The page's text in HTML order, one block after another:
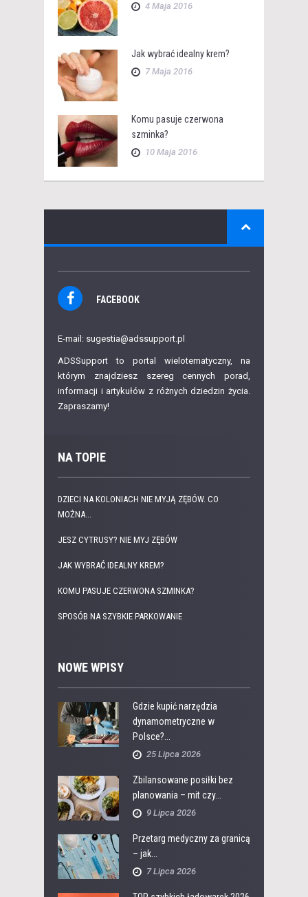
4 Maja 2016
Jak wybrać idealny krem?
7 Maja 2016
Komu pasuje czerwona
szminka?
10 Maja 2016
FACEBOOK
E-mail: sugestia@adssupport.pl
ADSSupport to portal wielotematyczny, na
którym znajdziesz szereg cennych porad,
informacji i artykułów z różnych dziedzin życia.
Zapraszamy!
NA TOPIE
DZIECI NA KOLONIACH NIE MYJĄ ZĘBÓW. CO
MOŻNA...
JESZ CYTRUSY? NIE MYJ ZĘBÓW
JAK WYBRAĆ IDEALNY KREM?
KOMU PASUJE CZERWONA SZMINKA?
SPOSÓB NA SZYBKIE PARKOWANIE
NOWE WPISY
Gdzie kupić narzędzia
dynamometryczne w
Polsce?...
25 Lipca 2026
Zbilansowane posiłki bez
planowania – mit czy...
9 Lipca 2026
Przetarg medyczny za granicą
– jak...
7 Lipca 2026